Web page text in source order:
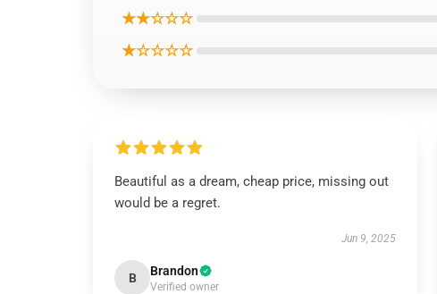
★★☆☆☆
★☆☆☆☆
Beautiful as a dream, cheap price, missing out
would be a regret.
Jun 9, 2025
B Brandon
Verified owner